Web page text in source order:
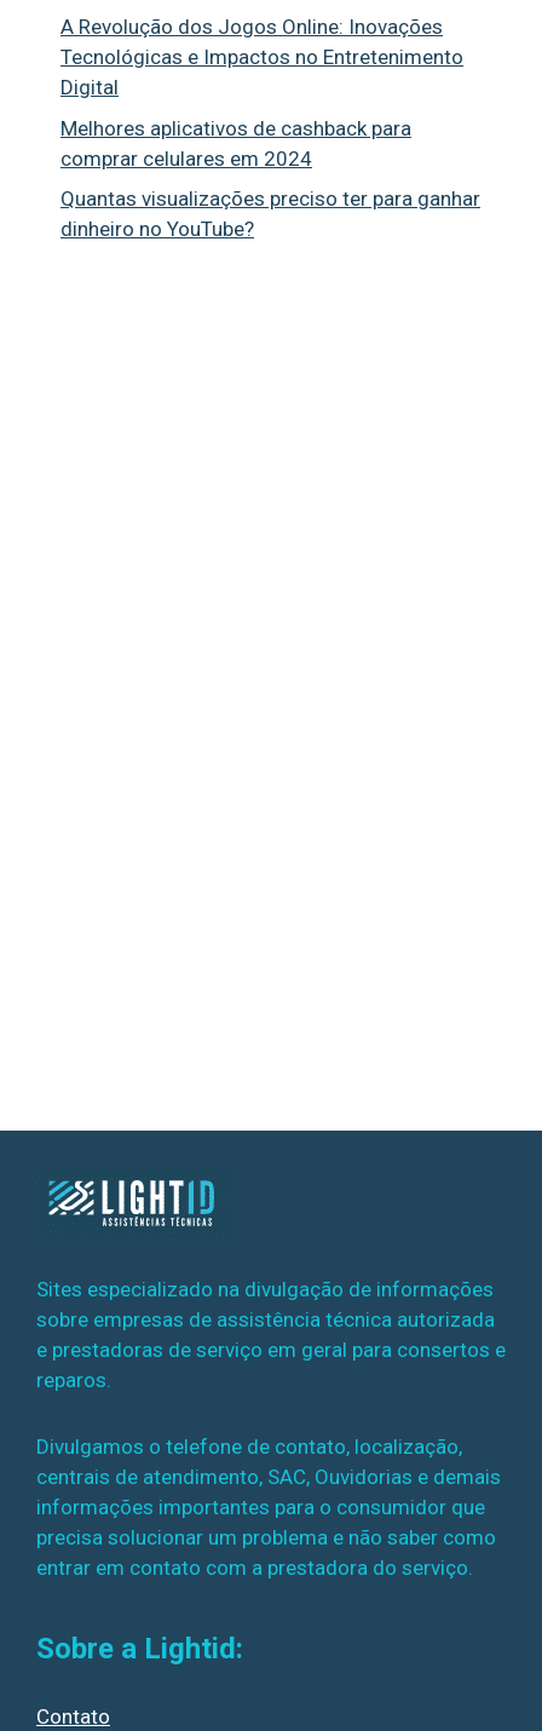
A Revolução dos Jogos Online: Inovações
Tecnológicas e Impactos no Entretenimento
Digital
Melhores aplicativos de cashback para
comprar celulares em 2024
Quantas visualizações preciso ter para ganhar
dinheiro no YouTube?
Sites especializado na divulgação de informações
sobre empresas de assistência técnica autorizada
e prestadoras de serviço em geral para consertos e
reparos.
Divulgamos o telefone de contato, localização,
centrais de atendimento, SAC, Ouvidorias e demais
informações importantes para o consumidor que
precisa solucionar um problema e não saber como
entrar em contato com a prestadora do serviço.
Sobre a Lightid:
Contato